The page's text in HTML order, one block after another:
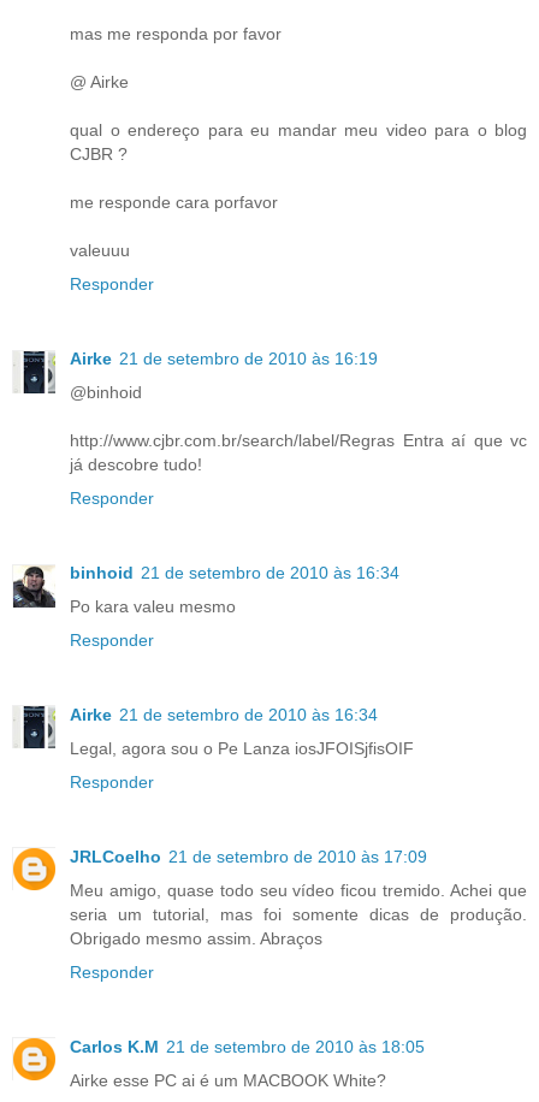
mas me responda por favor
@ Airke
qual o endereço para eu mandar meu video para o blog
CJBR ?
me responde cara porfavor
valeuuu
Responder
Airke 21 de setembro de 2010 às 16:19
@binhoid
http://www.cjbr.com.br/search/label/Regras Entra aí que vc
já descobre tudo!
Responder
binhoid 21 de setembro de 2010 às 16:34
Po kara valeu mesmo
Responder
Airke 21 de setembro de 2010 às 16:34
Legal, agora sou o Pe Lanza iosJFOISjfisOIF
Responder
JRLCoelho 21 de setembro de 2010 às 17:09
Meu amigo, quase todo seu vídeo ficou tremido. Achei que
seria um tutorial, mas foi somente dicas de produção.
Obrigado mesmo assim. Abraços
Responder
Carlos K.M 21 de setembro de 2010 às 18:05
Airke esse PC ai é um MACBOOK White?